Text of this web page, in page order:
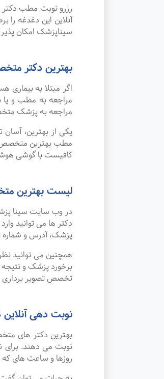
رزرو نوبت مطب دکتر
آنلاین این دغدغه
سیناپزشک امکان
بهترین دکتر
اگر مبتلا به
مراجعه به مطب و یا
مراجعه به پزشک
یکی از بهترین،
مطب بهترین متخصص و
کافیست با گوشی
لیست بهترین
در وب سایت سینا
دکتر ها می توانید
پزشک، آدرس و
همچنین می توانید
برخورد پزشک و
تخصص تصویر برداری
نوبت دهی
بهترین دکتر های
نوبت می دهند. برای
روزها و ساعت های که